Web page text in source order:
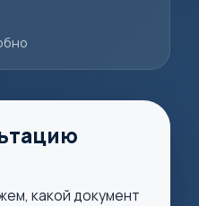
какой документ